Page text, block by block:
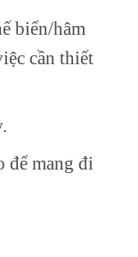
biến/hâm
cần thiết
để mang đi